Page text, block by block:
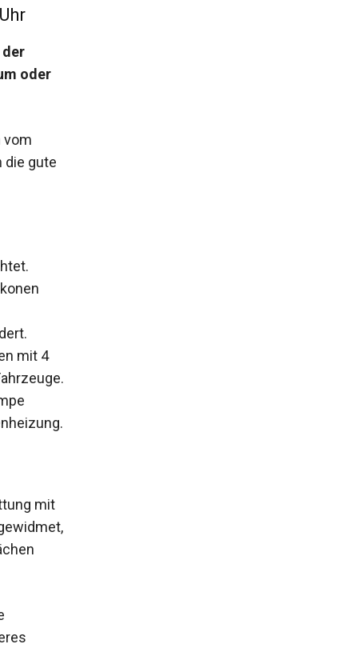
der
oder
vom
die gute
mit 4
mit